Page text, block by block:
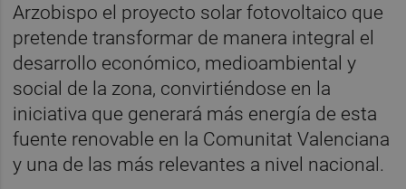
Arzobispo el proyecto solar fotovoltaico que
pretende transformar de manera integral el
desarrollo económico, medioambiental y
social de la zona, convirtiéndose en la
iniciativa que generará más energía de esta
fuente renovable en la Comunitat Valenciana
y una de las más relevantes a nivel nacional.